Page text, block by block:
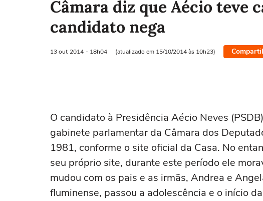
Câmara diz que Aécio teve
candidato nega
13 out 2014 - 18h04 (atualizado em 15/10/2014 às 10h23)
O candidato à Presidência Aécio Neves
gabinete parlamentar da Câmara dos
1981, conforme o site oficial da Casa. No
seu próprio site, durante este período ele
mudou com os pais e as irmãs, Andrea e
fluminense, passou a adolescência e o início